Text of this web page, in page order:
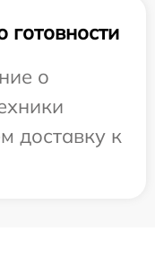
о
доставку к